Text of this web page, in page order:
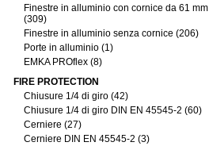
Finestre in alluminio con cornice da 61 mm
(309)
Finestre in alluminio senza cornice (206)
Porte in alluminio (1)
EMKA PROflex (8)
FIRE PROTECTION
Chiusure 1/4 di giro (42)
Chiusure 1/4 di giro DIN EN 45545-2 (60)
Cerniere (27)
Cerniere DIN EN 45545-2 (3)